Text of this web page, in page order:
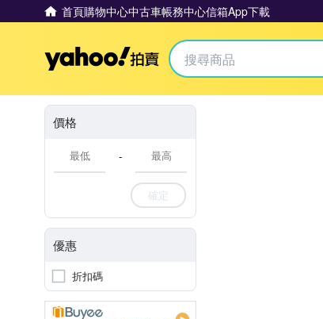
首頁購物中心中古車帳務中心信箱App下載
Yahoo拍賣
價格
-
確定
優惠
折扣碼